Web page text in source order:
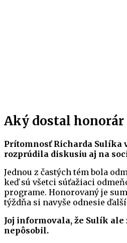
Aký dostal honorár
Prítomnosť Richarda Sulíka
rozprúdila diskusiu aj na
Jednou z častých tém bola
keď sú všetci súťažiaci
programe. Honorovaný je
týždňa si navyše odnesie
Joj informovala, že Sulík ale
nepôsobil.